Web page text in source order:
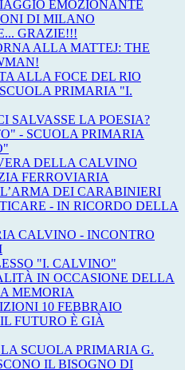
EMOZIONANTE
DI MILANO
GRAZIE!!!
ALLA MATTEJ: THE
ALLA FOCE DEL RIO
PRIMARIA "I.
SALVASSE LA POESIA?
- SCUOLA PRIMARIA
DELLA CALVINO
FERROVIARIA
DEI CARABINIERI
- IN RICORDO DELLA
CALVINO - INCONTRO
"I. CALVINO"
IN OCCASIONE DELLA
MEMORIA
10 FEBBRAIO
FUTURO È GIÀ
SCUOLA PRIMARIA G.
IL BISOGNO DI